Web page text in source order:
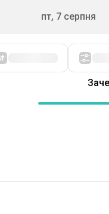
пт, 7 серпня
Спочатку дешеві